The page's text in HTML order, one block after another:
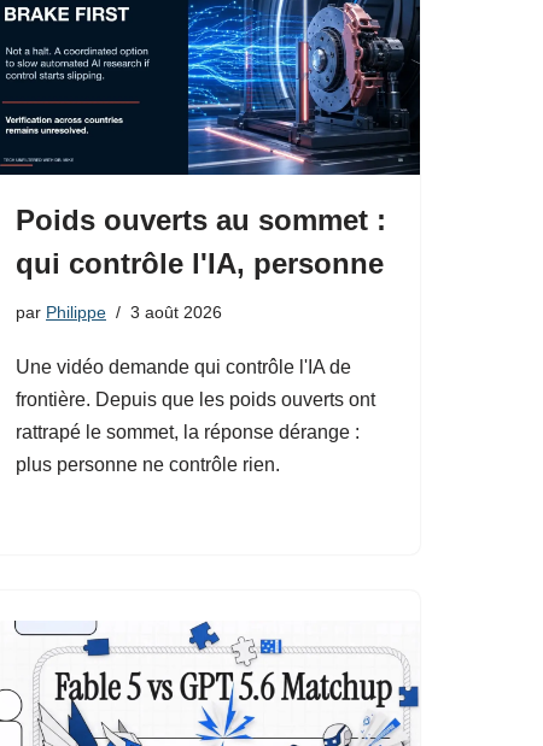
Poids ouverts au sommet :
qui contrôle l'IA, personne
par Philippe 3 août 2026
Une vidéo demande qui contrôle l'IA de
frontière. Depuis que les poids ouverts ont
rattrapé le sommet, la réponse dérange :
plus personne ne contrôle rien.